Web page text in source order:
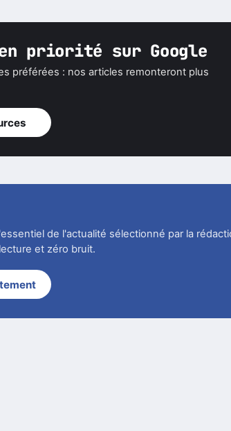
priorité sur Google
et zéro bruit.